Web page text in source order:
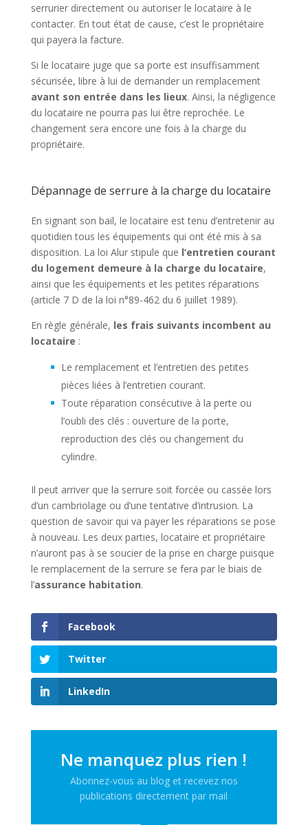
serrurier directement ou autoriser le locataire à le
contacter. En tout état de cause, c’est le propriétaire
qui payera la facture.
Si le locataire juge que sa porte est insuffisamment
sécurisée, libre à lui de demander un remplacement
avant son entrée dans les lieux. Ainsi, la négligence
du locataire ne pourra pas lui être reprochée. Le
changement sera encore une fois à la charge du
propriétaire.
Dépannage de serrure à la charge du locataire
En signant son bail, le locataire est tenu d’entretenir au
quotidien tous les équipements qui ont été mis à sa
disposition. La loi Alur stipule que l’entretien courant
du logement demeure à la charge du locataire,
ainsi que les équipements et les petites réparations
(article 7 D de la loi n°89-462 du 6 juillet 1989).
En règle générale, les frais suivants incombent au
locataire :
Le remplacement et l’entretien des petites
pièces liées à l’entretien courant.
Toute réparation consécutive à la perte ou
l’oubli des clés : ouverture de la porte,
reproduction des clés ou changement du
cylindre.
Il peut arriver que la serrure soit forcée ou cassée lors
d’un cambriolage ou d’une tentative d’intrusion. La
question de savoir qui va payer les réparations se pose
à nouveau. Les deux parties, locataire et propriétaire
n’auront pas à se soucier de la prise en charge puisque
le remplacement de la serrure se fera par le biais de
l’assurance habitation.
Facebook
Twitter
LinkedIn
Ne manquez plus rien !
Abonnez-vous au blog et recevez nos
publications directement par mail